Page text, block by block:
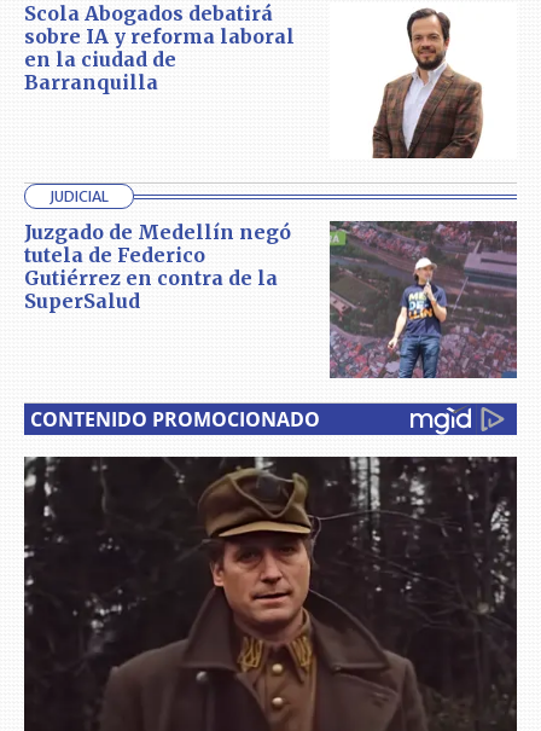
Scola Abogados debatirá
sobre IA y reforma laboral
en la ciudad de
Barranquilla
JUDICIAL
Juzgado de Medellín negó
tutela de Federico
Gutiérrez en contra de la
SuperSalud